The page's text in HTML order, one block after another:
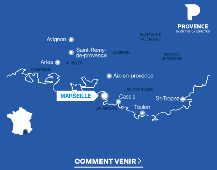
COMMENT VENIR